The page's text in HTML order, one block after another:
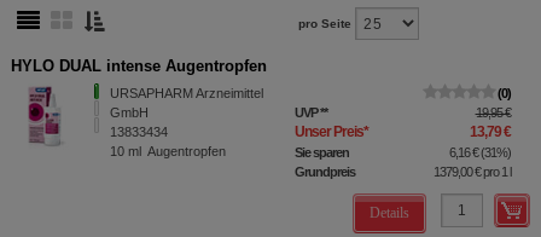
pro Seite
HYLO DUAL intense Augentropfen
URSAPHARM Arzneimittel
GmbH
13833434
10 ml Augentropfen
0
UVP** 19,95 €
Unser Preis* 13,79 €
Sie sparen 6,16 €(31%)
Grundpreis
1379,00 €pro 1 l
Details